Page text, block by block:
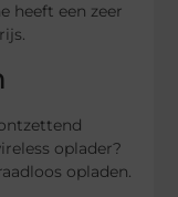
heeft een zeer
oplader?
opladen.